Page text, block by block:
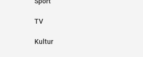
TV
Kultur